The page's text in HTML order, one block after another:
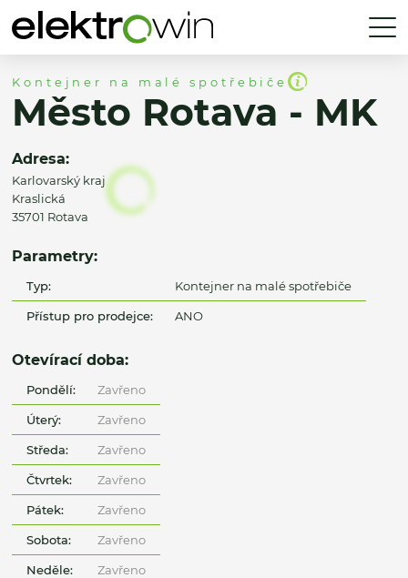
Kontejner na malé spotřebiče
Město Rotava - MK
Adresa:
Karlovarský kraj
Kraslická
35701 Rotava
Parametry:
Typ: Kontejner na malé spotřebiče
Přístup pro prodejce: ANO
Otevírací doba:
Pondělí: Zavřeno
Úterý: Zavřeno
Středa: Zavřeno
Čtvrtek: Zavřeno
Pátek: Zavřeno
Sobota: Zavřeno
Neděle: Zavřeno